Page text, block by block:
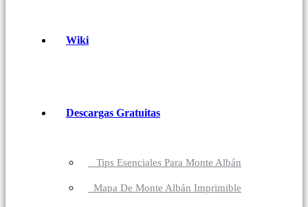
Wiki
Descargas Gratuitas
Tips Esenciales Para Monte Albán
Mapa De Monte Albán Imprimible